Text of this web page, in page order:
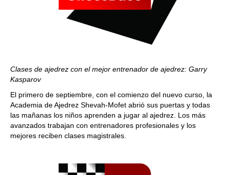
Clases de ajedrez con el mejor entrenador de ajedrez: Garry
Kasparov
El primero de septiembre, con el comienzo del nuevo curso, la
Academia de Ajedrez Shevah-Mofet abrió sus puertas y todas
las mañanas los niños aprenden a jugar al ajedrez. Los más
avanzados trabajan con entrenadores profesionales y los
mejores reciben clases magistrales.